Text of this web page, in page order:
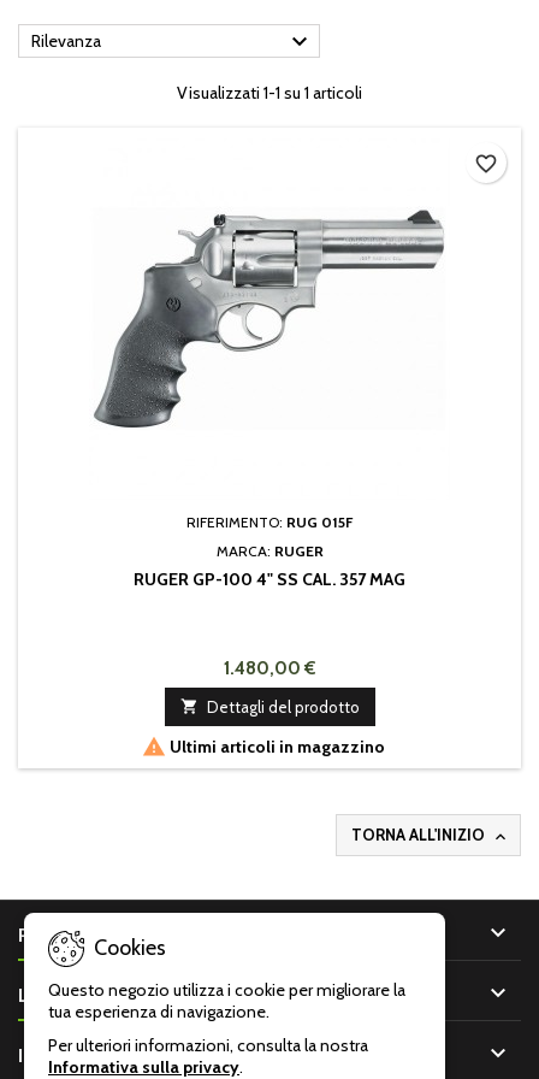
Rilevanza 
Visualizzati 1-1 su 1 articoli
RIFERIMENTO: RUG 015F
MARCA: RUGER
RUGER GP-100 4" SS CAL. 357 MAG
1.480,00 €
 Dettagli del prodotto
 Ultimi articoli in magazzino
favorite_border
TORNA ALL'INIZIO 
PRODOTTI 
LA NOSTRA AZIENDA 
IL TUO ACCOUNT 
Cookies
Questo negozio utilizza i cookie per migliorare la
tua esperienza di navigazione.
Per ulteriori informazioni, consulta la nostra
Informativa sulla privacy.